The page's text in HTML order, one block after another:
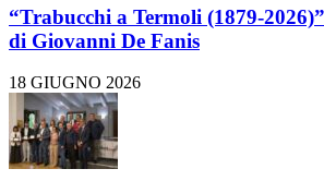
“Trabucchi a Termoli (1879-
di Giovanni De Fanis
18 GIUGNO 2026